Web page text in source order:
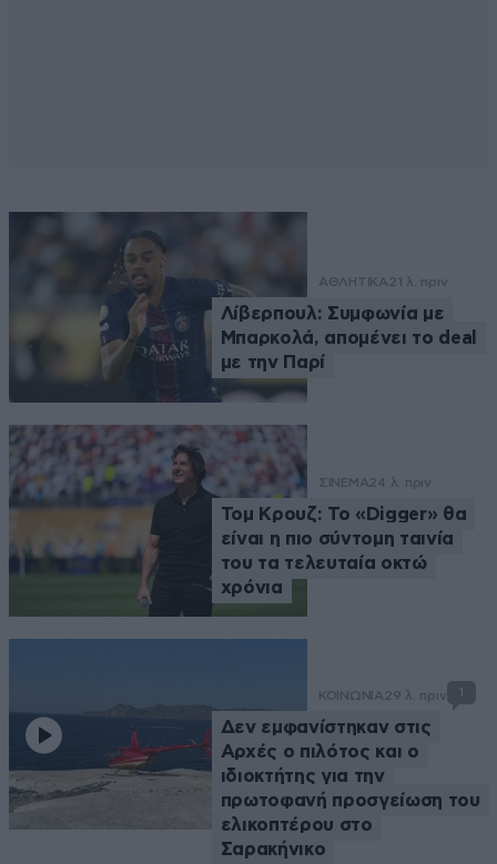
ΑΘΛΗΤΙΚΑ 21 λ. πριν
Λίβερπουλ: Συμφωνία με
Μπαρκολά, απομένει το deal
με την Παρί
ΣΙΝΕΜΑ24 λ. πριν
Τομ Κρουζ: Το «Digger» θα
είναι η πιο σύντομη ταινία
του τα τελευταία οκτώ
χρόνια
ΚΟΙΝΩΝΙΑ 29 λ. πριν 1
Δεν εμφανίστηκαν στις
Αρχές o πιλότος και o
ιδιοκτήτης για την
πρωτοφανή προσγείωση του
ελικοπτέρου στο
Σαρακήνικο